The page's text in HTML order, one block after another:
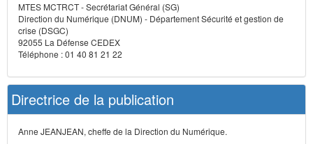
MTES MCTRCT - Secrétariat Général (SG)
Direction du Numérique (DNUM) - Département Sécurité et gestion de
crise (DSGC)
92055 La Défense CEDEX
Téléphone : 01 40 81 21 22
Directrice de la publication
Anne JEANJEAN, cheffe de la Direction du Numérique.